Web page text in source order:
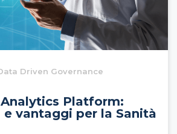
Driven Governance
Platform:
vantaggi per la Sanità